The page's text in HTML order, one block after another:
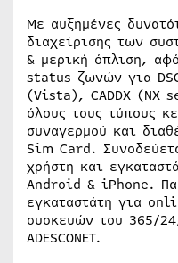
Με αυξημένες
διαχείρισης των
& μερική όπλιση,
status ζωνών για
(Vista), CADDX (NX
όλους τους τύπους
συναγερμού και
Sim Card.
χρήστη και
Android & iPhone.
εγκαταστάτη για
συσκευών του 365/
ADESCONET.